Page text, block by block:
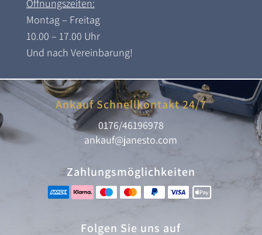
Öffnungszeiten:
Montag – Freitag
10.00 – 17.00 Uhr
Und nach Vereinbarung!
Ankauf Schnellkontakt 24/7
0176/46196978
ankauf@janesto.com
Zahlungsmöglichkeiten
Folgen Sie uns auf